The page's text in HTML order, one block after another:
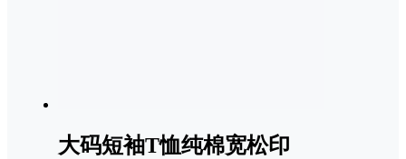
大码短袖T恤纯棉宽松印